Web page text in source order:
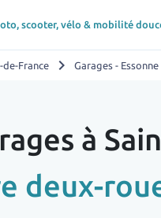
scooter, vélo & mobilité
de-France chevron_right Garages - Essonne
à
deux-